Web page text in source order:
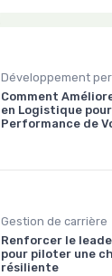
Comment
en Logistique
Performance de
Gestion de carrière
Renforcer le
pour piloter une
résiliente